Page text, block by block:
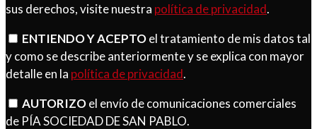
sus derechos, visite nuestra política de privacidad.
ENTIENDO Y ACEPTOel tratamiento de mis datos tal
y como se describe anteriormente y se explica con mayor
detalle en la política de privacidad.
AUTORIZOel envío de comunicaciones comerciales
de PÍA SOCIEDAD DE SAN PABLO.